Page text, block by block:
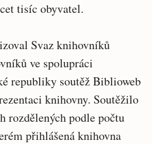
tisíc obyvatel.
Svaz knihovníků
ve spolupráci
republiky soutěž Biblioweb
knihovny. Soutěžilo
rozdělených podle počtu
přihlášená knihovna